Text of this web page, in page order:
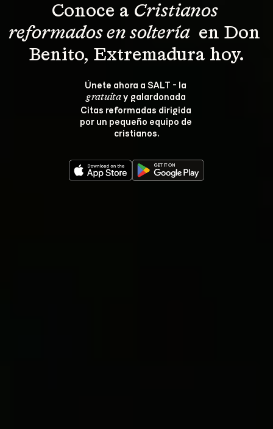
Conoce a Cristianos
reformados en soltería en Don
Benito, Extremadura hoy.
Únete ahora a SALT - la
gratuita y galardonada
Citas reformadas dirigida
por un pequeño equipo de
cristianos.